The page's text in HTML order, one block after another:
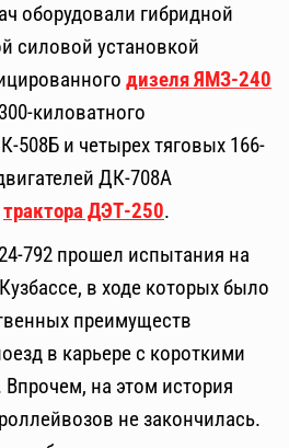
оборудовали гибридной
силовой установкой
дизеля ЯМЗ-240
киловатного
508Б и четырех тяговых 166-
ДК-708А
трактора ДЭТ-250.
792 прошел испытания на
в ходе которых было
преимуществ
в карьере с короткими
на этом история
не закончилась.